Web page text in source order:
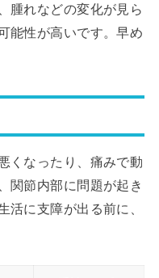
腫れなどの変化が見ら
能性が高いです。早め
くなったり、痛みで動
関節内部に問題が起き
活に支障が出る前に、